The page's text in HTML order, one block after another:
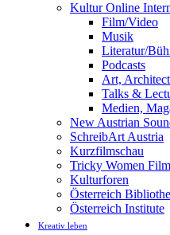
Kultur Online
Film/Video
Musik
Literatur/
Podcasts
Art,
Talks &
Medien,
New Austrian
SchreibArt Austria
Kurzfilmschau
Tricky Women
Kulturforen
Österreich
Österreich Institute
Kreativ leben